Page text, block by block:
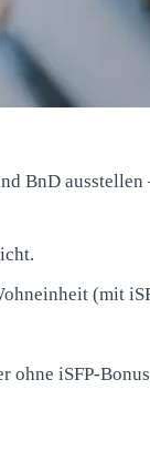
BnD
(mit
ohne iSFP-